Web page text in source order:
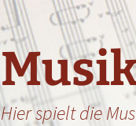
Hier spielt die